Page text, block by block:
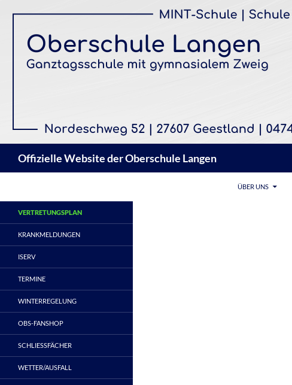
springen
Offizielle Website der Oberschule Langen
ÜBER UNS
VERTRETUNGSPLAN
KRANKMELDUNGEN
ISERV
TERMINE
WINTERREGELUNG
OBS-FANSHOP
SCHLIESSFÄCHER
WETTER/AUSFALL